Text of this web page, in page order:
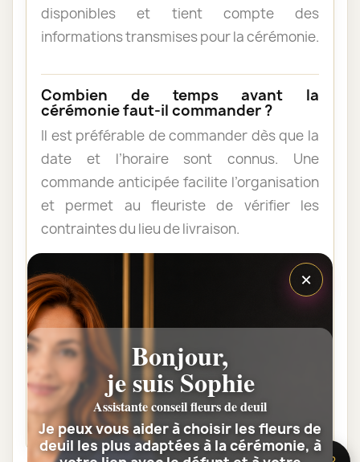
disponibles et tient compte des
informations transmises pour la cérémonie.
Combien de temps avant la
cérémonie faut-il commander ?
Il est préférable de commander dès que la
date et l’horaire sont connus. Une
commande anticipée facilite l’organisation
et permet au fleuriste de vérifier les
contraintes du lieu de livraison.
Les fleurs peuvent-elles être livrées
au domicile de la famille ?
Oui. Une composition de condoléances
peut être livrée au domicile avant ou après
la cérémonie. Vérifiez simplement que
quelqu’un pourra réceptionner les fleurs.
×
Bonjour,
je suis Sophie
Assistante conseil fleurs de deuil
Je peux vous aider à choisir les fleurs de
deuil les plus adaptées à la cérémonie, à